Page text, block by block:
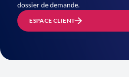
dossier de demande.
ESPACE CLIENT